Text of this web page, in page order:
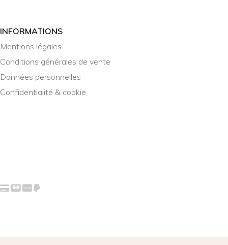
INFORMATIONS
Mentions légales
Conditions générales de vente
Données personnelles
Confidentialité & cookie